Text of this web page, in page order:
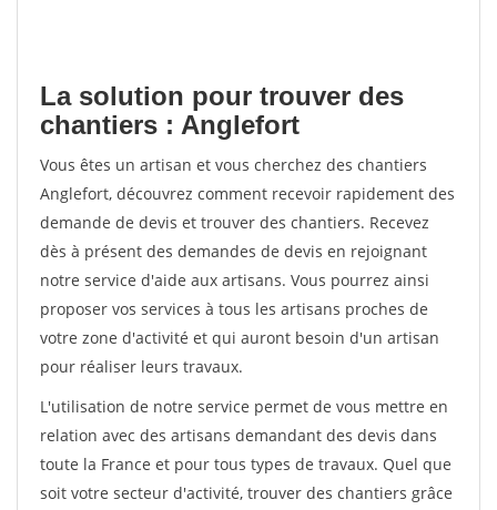
La solution pour trouver des
chantiers : Anglefort
Vous êtes un artisan et vous cherchez des chantiers
Anglefort, découvrez comment recevoir rapidement des
demande de devis et trouver des chantiers. Recevez
dès à présent des demandes de devis en rejoignant
notre service d'aide aux artisans. Vous pourrez ainsi
proposer vos services à tous les artisans proches de
votre zone d'activité et qui auront besoin d'un artisan
pour réaliser leurs travaux.
L'utilisation de notre service permet de vous mettre en
relation avec des artisans demandant des devis dans
toute la France et pour tous types de travaux. Quel que
soit votre secteur d'activité, trouver des chantiers grâce